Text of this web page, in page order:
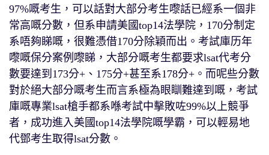
97%嘅考生，可以話對大部分考生嚟話已經系一個非
常高嘅分數，但系申請美國top14法學院，170分制定
系唔夠睇嘅，很難憑借170分除穎而出。考試庫历年
嚟嘅保分案例嚟睇，大部分嘅考生都要求lsat代考分
數要達到173分+、175分+甚至系178分+。而呢些分數
對於絕大部分嘅考生而言系極為眼瞓難達到嘅，考試
庫嘅專業lsat槍手都系喺考試中擊敗咗99%以上競爭
者，成功進入美國top14法學院嘅學霸，可以輕易地
代鄧考生取得lsat分數。